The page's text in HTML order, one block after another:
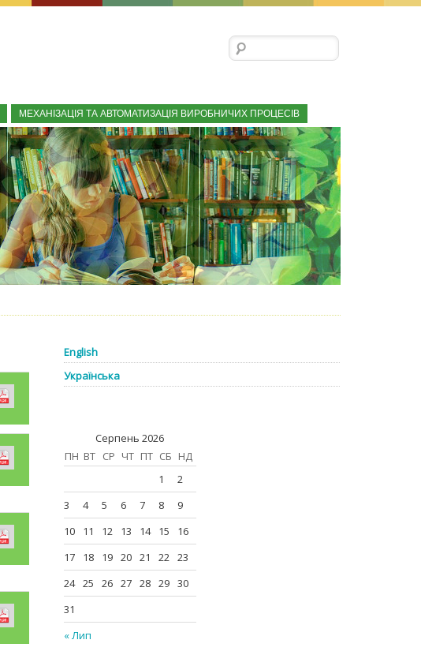
Пошук:
МЕХАНІЗАЦІЯ ТА АВТОМАТИЗАЦІЯ ВИРОБНИЧИХ ПРОЦЕСІВ
English
Українська
Серпень 2026
ПН ВТ СР ЧТ ПТ СБ НД
« Лип
1
2
3
4 5 6 7 8
9
10
11 12 13 14 15
16
17
18 19 20 21 22
23
24 25 26 27 28 29 30
31